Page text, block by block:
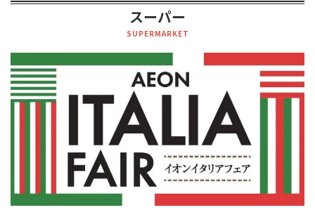
スーパー
SUPERMARKET